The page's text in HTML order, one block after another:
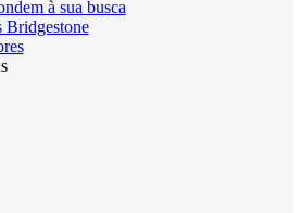
à sua busca
Bridgestone